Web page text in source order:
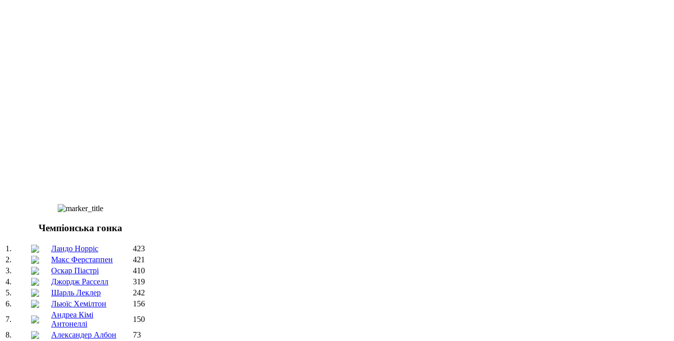
Чемпіонська гонка
1. Ландо Норріс
423
2.
Макс Ферстаппен
421
3.
Оскар Піастрі
410
4.
Джордж Расселл
319
5.
Шарль Леклер
242
6.
Льюїс Хемілтон
156
7.
Андреа Кімі
Антонеллі
150
8.
Александер Албон
73